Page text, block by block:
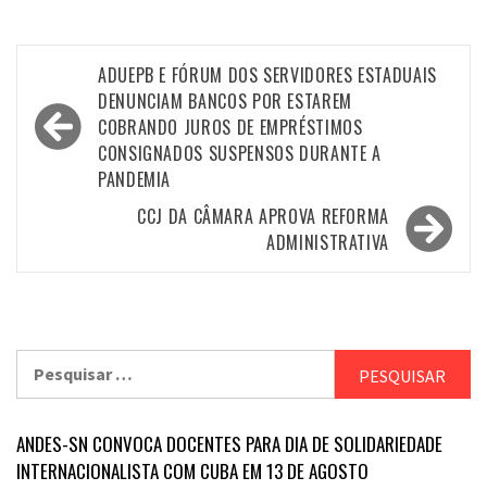
Navegação
de
Post
ADUEPB E FÓRUM DOS SERVIDORES ESTADUAIS
DENUNCIAM BANCOS POR ESTAREM
COBRANDO JUROS DE EMPRÉSTIMOS
CONSIGNADOS SUSPENSOS DURANTE A
PANDEMIA
CCJ DA CÂMARA APROVA REFORMA
ADMINISTRATIVA
por:
ANDES-SN CONVOCA DOCENTES PARA DIA DE SOLIDARIEDADE
INTERNACIONALISTA COM CUBA EM 13 DE AGOSTO